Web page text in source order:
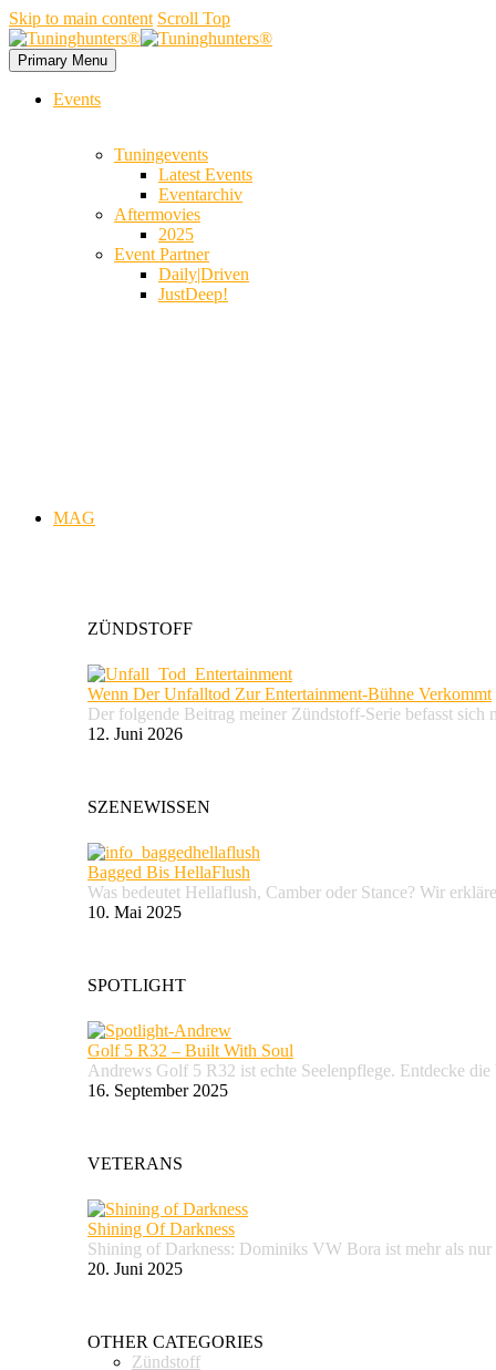
Skip to main content Scroll Top
Primary Menu
Events
Tuningevents
Latest Events
Eventarchiv
Aftermovies
2025
Event Partner
Daily|Driven
JustDeep!
MAG
ZÜNDSTOFF
Wenn Der Unfalltod Zur Entertainment-Bühne Verkommt
Der folgende Beitrag meiner Zündstoff-Serie befasst
12. Juni 2026
SZENEWISSEN
Bagged Bis HellaFlush
Was bedeutet Hellaflush, Camber oder Stance? Wir
10. Mai 2025
SPOTLIGHT
Golf 5 R32 – Built With Soul
Andrews Golf 5 R32 ist echte Seelenpflege. Entdecke
16. September 2025
VETERANS
Shining Of Darkness
Shining of Darkness: Dominiks VW Bora ist mehr als
20. Juni 2025
OTHER CATEGORIES
Zündstoff